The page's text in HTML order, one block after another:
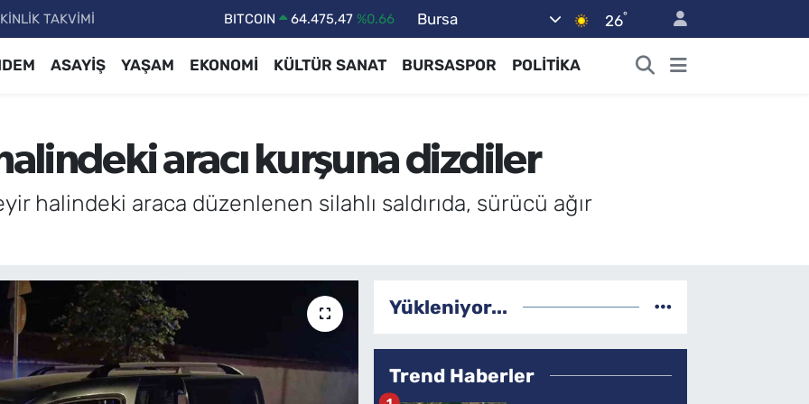
TAKVİMİ DOLAR 47,5971 %0.05
BİST100
13.703 %0
64.475,47
Bursa 26°
ASAYİŞ YAŞAM EKONOMİ KÜLTÜR SANAT BURSASPOR POLİTİKA
aracı kurşuna dizdiler
halindeki araca düzenlenen silahlı saldırıda, sürücü ağır
Yükleniyor...
Trend Haberler